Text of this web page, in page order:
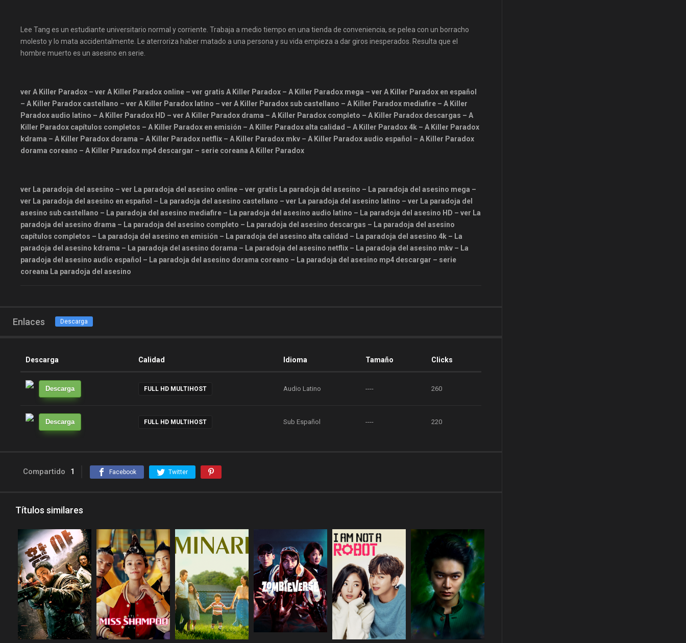
Lee Tang es un estudiante universitario normal y corriente. Trabaja a medio tiempo en una tienda de conveniencia, se pelea con un borracho
molesto y lo mata accidentalmente. Le aterroriza haber matado a una persona y su vida empieza a dar giros inesperados. Resulta que el
hombre muerto es un asesino en serie.
ver A Killer Paradox – ver A Killer Paradox online – ver gratis A Killer Paradox – A Killer Paradox mega – ver A Killer Paradox en español
– A Killer Paradox castellano – ver A Killer Paradox latino – ver A Killer Paradox sub castellano – A Killer Paradox mediafire – A Killer
Paradox audio latino – A Killer Paradox HD – ver A Killer Paradox drama – A Killer Paradox completo – A Killer Paradox descargas – A
Killer Paradox capítulos completos – A Killer Paradox en emisión – A Killer Paradox alta calidad – A Killer Paradox 4k – A Killer Paradox
kdrama – A Killer Paradox dorama – A Killer Paradox netflix – A Killer Paradox mkv – A Killer Paradox audio español – A Killer Paradox
dorama coreano – A Killer Paradox mp4 descargar – serie coreana A Killer Paradox
ver La paradoja del asesino – ver La paradoja del asesino online – ver gratis La paradoja del asesino – La paradoja del asesino mega –
ver La paradoja del asesino en español – La paradoja del asesino castellano – ver La paradoja del asesino latino – ver La paradoja del
asesino sub castellano – La paradoja del asesino mediafire – La paradoja del asesino audio latino – La paradoja del asesino HD – ver La
paradoja del asesino drama – La paradoja del asesino completo – La paradoja del asesino descargas – La paradoja del asesino
capítulos completos – La paradoja del asesino en emisión – La paradoja del asesino alta calidad – La paradoja del asesino 4k – La
paradoja del asesino kdrama – La paradoja del asesino dorama – La paradoja del asesino netflix – La paradoja del asesino mkv – La
paradoja del asesino audio español – La paradoja del asesino dorama coreano – La paradoja del asesino mp4 descargar – serie
coreana La paradoja del asesino
Enlaces Descarga
Descarga Calidad Idioma Tamaño Clicks
Descarga FULL HD MULTIHOST Audio Latino ---- 260
Descarga FULL HD MULTIHOST Sub Español ---- 220
Compartido 1 Facebook Twitter
Títulos similares